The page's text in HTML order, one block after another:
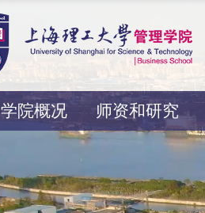
学院概况 师资和研究